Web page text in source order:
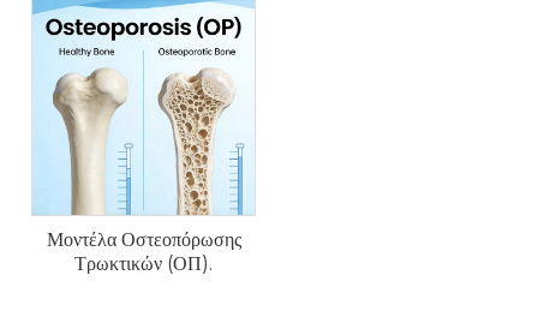
δοκιδωτή οστική απώλεια και ο αυξημένος κίνδυνος
κατάγματος.
Μοντέλα Οστεοπόρωσης
Τρωκτικών (ΟΠ).